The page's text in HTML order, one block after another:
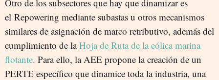
Otro de los subsectores que hay que dinamizar es
el Repowering mediante subastas u otros mecanismos
similares de asignación de marco retributivo, además del
cumplimiento de laHoja de Ruta de la eólica marina
flotante. Para ello, la AEE propone la creación de un
PERTE específico que dinamice toda la industria, una